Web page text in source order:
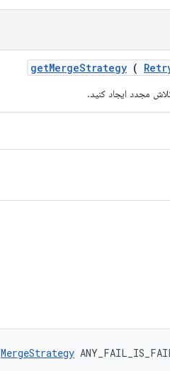
getMergeStrategy (
مجدد ایجاد کنید.
MergeStrategy